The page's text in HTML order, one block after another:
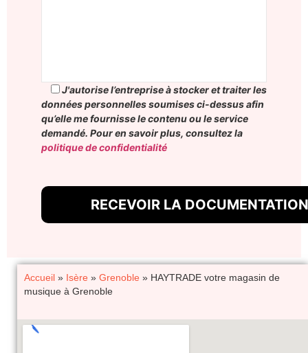
J'autorise l’entreprise à stocker et traiter les
données personnelles soumises ci-dessus afin
qu’elle me fournisse le contenu ou le service
demandé. Pour en savoir plus, consultez la
politique de confidentialité
Accueil » Isère » Grenoble » HAYTRADE votre magasin de
musique à Grenoble